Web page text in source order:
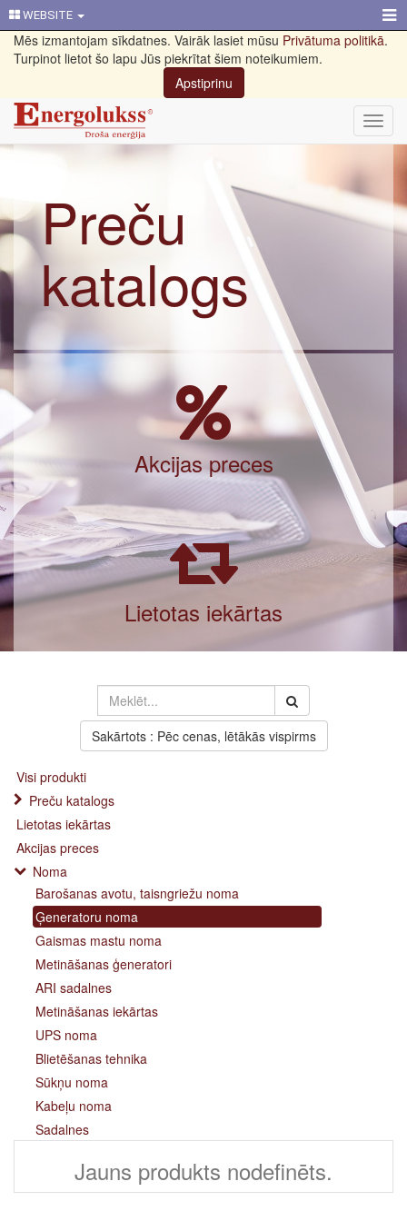
WEBSITE
Mēs izmantojam sīkdatnes. Vairāk lasiet mūsu Privātuma politikā.
Turpinot lietot šo lapu Jūs piekrītat šiem noteikumiem.
Apstiprinu
Preču
katalogs
Akcijas preces
Lietotas iekārtas
Sakārtots : Pēc cenas, lētākās vispirms
Visi produkti
Preču katalogs
Lietotas iekārtas
Akcijas preces
Noma
Barošanas avotu, taisngriežu noma
Ģeneratoru noma
Gaismas mastu noma
Metināšanas ģeneratori
ARI sadalnes
Metināšanas iekārtas
UPS noma
Blietēšanas tehnika
Sūkņu noma
Kabeļu noma
Sadalnes
Jauns produkts nodefinēts.